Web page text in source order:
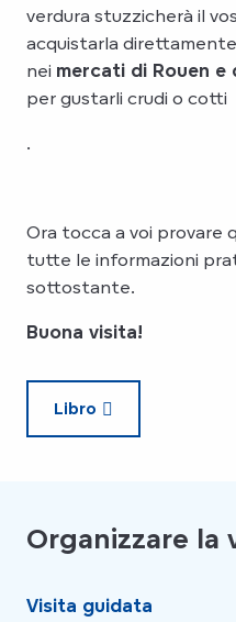
verdura stuzzicherà il
acquistarla
nei mercati di Rouen e
per gustarli crudi o cotti
.
Ora tocca a voi provare
tutte le informazioni
sottostante.
Buona visita!
Libro
Organizzare la
Visita guidata